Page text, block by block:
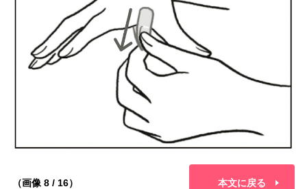
（画像 8 / 16） 本文に戻る